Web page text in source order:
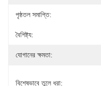
পৃষ্ঠতল সমাপ্তি:
বৈশিষ্ট্য:
যোগানের ক্ষমতা:
বিশেষভাবে তুলে ধরা: